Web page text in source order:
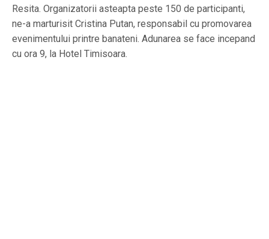
Resita. Organizatorii asteapta peste 150 de participanti,
ne-a marturisit Cristina Putan, responsabil cu promovarea
evenimentului printre banateni. Adunarea se face incepand
cu ora 9, la Hotel Timisoara.